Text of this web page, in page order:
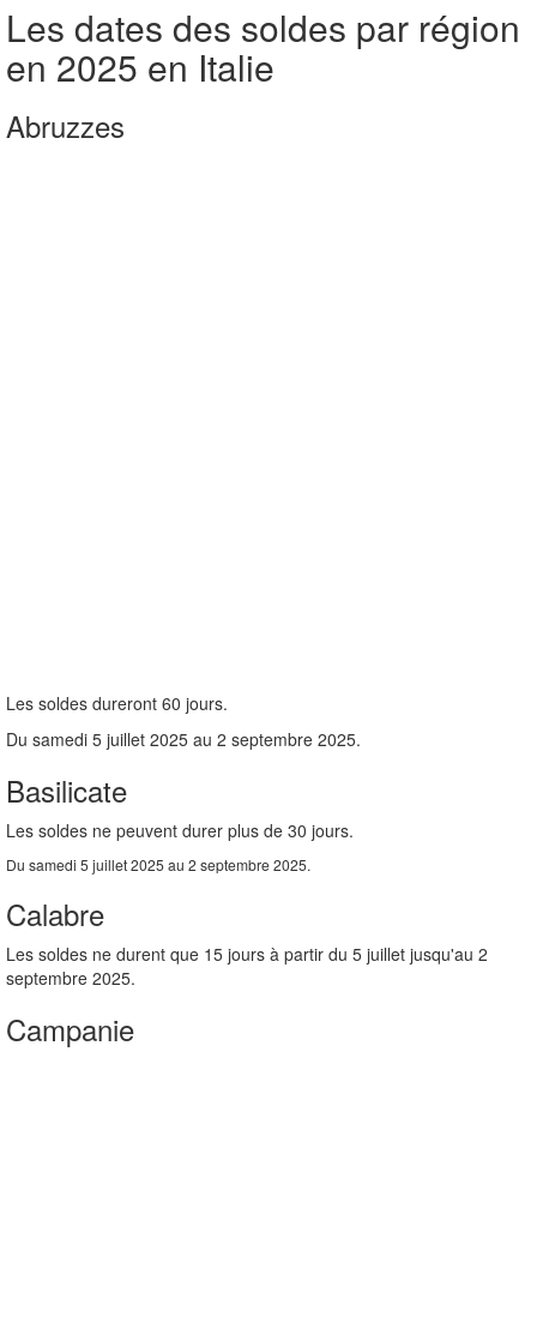
Les dates des soldes par région
en 2025 en Italie
Abruzzes
Les soldes dureront 60 jours.
Du samedi 5 juillet 2025 au 2 septembre 2025.
Basilicate
Les soldes ne peuvent durer plus de 30 jours.
Du samedi 5 juillet 2025 au 2 septembre 2025.
Calabre
Les soldes ne durent que 15 jours à partir du 5 juillet jusqu'au 2
septembre 2025.
Campanie